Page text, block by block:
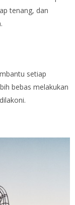
tenang, dan
setiap
bebas melakukan